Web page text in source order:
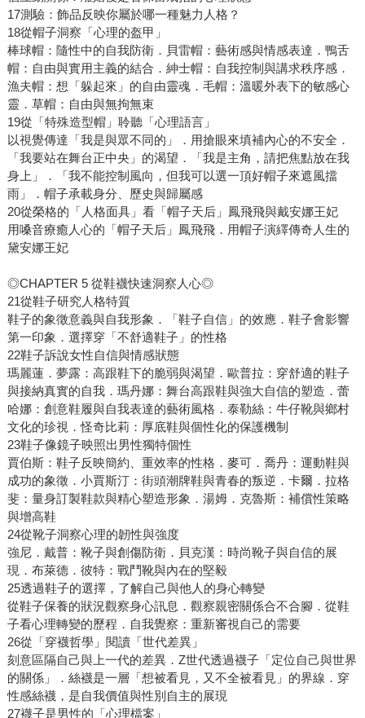
17測驗：飾品反映你屬於哪一種魅力人格？
18從帽子洞察「心理的盔甲」
棒球帽：隨性中的自我防衛．貝雷帽：藝術感與情感表達．鴨舌
帽：自由與實用主義的結合．紳士帽：自我控制與講求秩序感．
漁夫帽：想「躲起來」的自由靈魂．毛帽：溫暖外表下的敏感心
靈．草帽：自由與無拘無束
19從「特殊造型帽」聆聽「心理語言」
以視覺傳達「我是與眾不同的」．用搶眼來填補內心的不安全．
「我要站在舞台正中央」的渴望．「我是主角，請把焦點放在我
身上」．「我不能控制風向，但我可以選一頂好帽子來遮風擋
雨」．帽子承載身分、歷史與歸屬感
20從榮格的「人格面具」看「帽子天后」鳳飛飛與戴安娜王妃
用嗓音療癒人心的「帽子天后」鳳飛飛．用帽子演繹傳奇人生的
黛安娜王妃
◎CHAPTER 5 從鞋襪快速洞察人心◎
21從鞋子研究人格特質
鞋子的象徵意義與自我形象．「鞋子自信」的效應．鞋子會影響
第一印象．選擇穿「不舒適鞋子」的性格
22鞋子訴說女性自信與情感狀態
瑪麗蓮．夢露：高跟鞋下的脆弱與渴望．歐普拉：穿舒適的鞋子
與接納真實的自我．瑪丹娜：舞台高跟鞋與強大自信的塑造．蕾
哈娜：創意鞋履與自我表達的藝術風格．泰勒絲：牛仔靴與鄉村
文化的珍視．怪奇比莉：厚底鞋與個性化的保護機制
23鞋子像鏡子映照出男性獨特個性
賈伯斯：鞋子反映簡約、重效率的性格．麥可．喬丹：運動鞋與
成功的象徵．小賈斯汀：街頭潮牌鞋與青春的叛逆．卡爾．拉格
斐：量身訂製鞋款與精心塑造形象．湯姆．克魯斯：補償性策略
與增高鞋
24從靴子洞察心理的韌性與強度
強尼．戴普：靴子與創傷防衛．貝克漢：時尚靴子與自信的展
現．布萊德．彼特：戰鬥靴與內在的堅毅
25透過鞋子的選擇，了解自己與他人的身心轉變
從鞋子保養的狀況觀察身心訊息．觀察親密關係合不合腳．從鞋
子看心理轉變的歷程．自我覺察：重新審視自己的需要
26從「穿襪哲學」閱讀「世代差異」
刻意區隔自己與上一代的差異．Z世代透過襪子「定位自己與世界
的關係」．絲襪是一層「想被看見，又不全被看見」的界線．穿
性感絲襪，是自我價值與性別自主的展現
27襪子是男性的「心理檔案」